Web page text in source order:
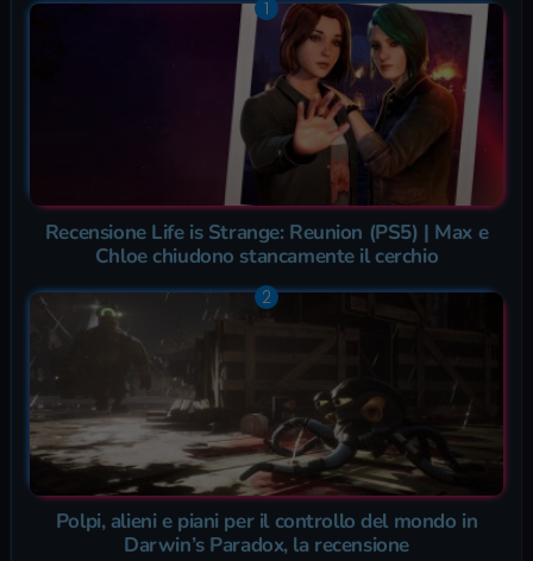
Recensione Life is Strange: Reunion (PS5) | Max e
Chloe chiudono stancamente il cerchio
Polpi, alieni e piani per il controllo del mondo in
Darwin’s Paradox, la recensione